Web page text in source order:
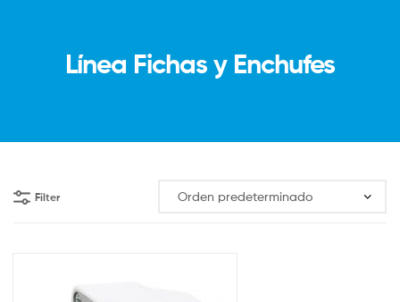
Línea Fichas y Enchufes
Filter